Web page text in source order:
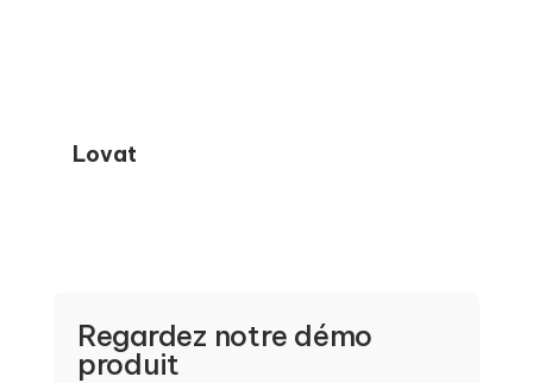
Lovat
Regardez notre démo
produit